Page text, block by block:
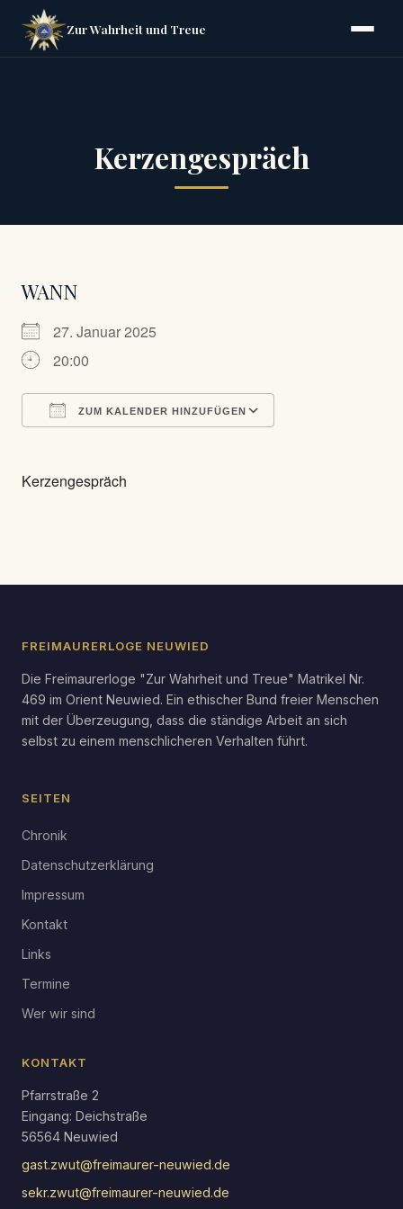
Zur Wahrheit und Treue
Kerzengespräch
WANN
27. Januar 2025
20:00
ZUM KALENDER HINZUFÜGEN
Kerzengespräch
FREIMAURERLOGE NEUWIED
Die Freimaurerloge "Zur Wahrheit und Treue" Matrikel Nr.
469 im Orient Neuwied. Ein ethischer Bund freier Menschen
mit der Überzeugung, dass die ständige Arbeit an sich
selbst zu einem menschlicheren Verhalten führt.
SEITEN
Chronik
Datenschutzerklärung
Impressum
Kontakt
Links
Termine
Wer wir sind
KONTAKT
Pfarrstraße 2
Eingang: Deichstraße
56564 Neuwied
gast.zwut@freimaurer-neuwied.de
sekr.zwut@freimaurer-neuwied.de